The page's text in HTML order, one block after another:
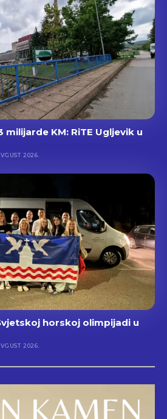
milijarde KM: RiTE Ugljevik u
2026.
horskoj olimpijadi u
2026.